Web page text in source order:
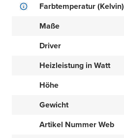
Farbtemperatur (Kelvin)
Maße
Driver
Heizleistung in Watt
Höhe
Gewicht
Artikel Nummer Web